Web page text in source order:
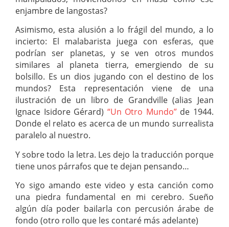
enjambre de langostas?
Asimismo, esta alusión a lo frágil del mundo, a lo
incierto: El malabarista juega con esferas, que
podrían ser planetas, y se ven otros mundos
similares al planeta tierra, emergiendo de su
bolsillo. Es un dios jugando con el destino de los
mundos? Esta representación viene de una
ilustración de un libro de Grandville (alias Jean
Ignace Isidore Gérard) “Un Otro Mundo”de 1944.
Donde el relato es acerca de un mundo surrealista
paralelo al nuestro.
Y sobre todo la letra. Les dejo la traducción porque
tiene unos párrafos que te dejan pensando…
Yo sigo amando este video y esta canción como
una piedra fundamental en mi cerebro. Sueño
algún día poder bailarla con percusión árabe de
fondo (otro rollo que les contaré más adelante)